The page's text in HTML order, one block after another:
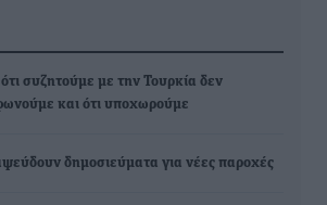
συζητούμε με την Τουρκία δεν
και ότι υποχωρούμε
δημοσιεύματα για νέες παροχές